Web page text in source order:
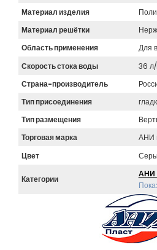
Материал изделия
Материал решётки
Область применения
Для
Скорость стока воды
36
Страна-производитель
Тип присоединения
Тип размещения
Торговая марка
АНИ
Цвет
Категории
АНИ